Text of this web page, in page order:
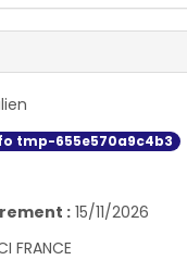
tmp-655e570a9c4b3
: 15/11/2026
FRANCE